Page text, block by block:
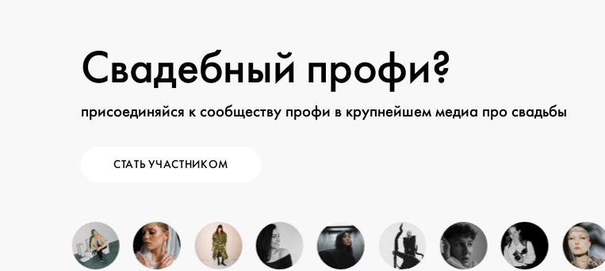
Свадебный профи?
присоединяйся к сообществу профи в крупнейшем медиа про свадьбы
СТАТЬ УЧАСТНИКОМ